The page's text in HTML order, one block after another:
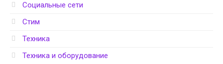
Социальные сети
Стим
Техника
Техника и оборудование